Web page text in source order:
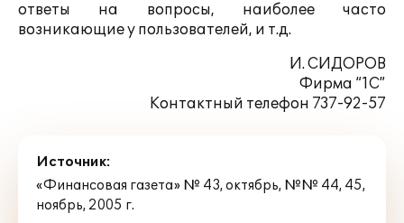
ответы на вопросы, наиболее часто
возникающие у пользователей, и т.д.
И. СИДОРОВ
Фирма “1С”
Контактный телефон 737-92-57
Источник:
«Финансовая газета» № 43, октябрь, №№ 44, 45,
ноябрь, 2005 г.